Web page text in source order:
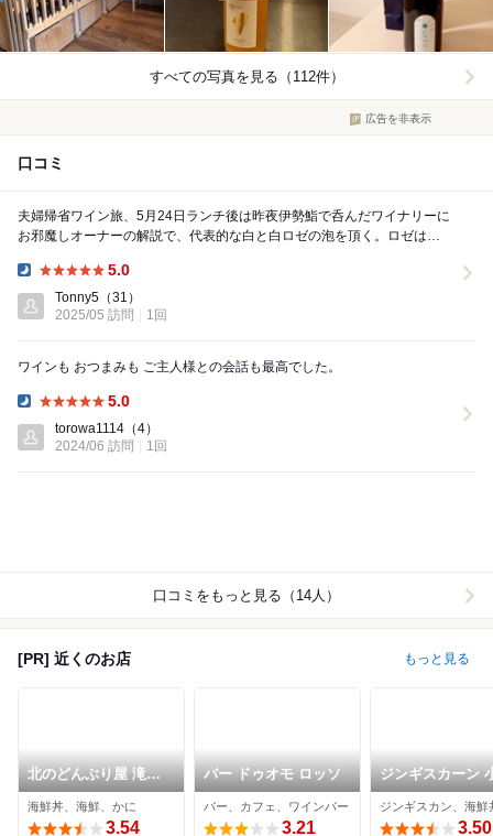
すべての写真を見る（112件）
広告を非表示
口コミ
夫婦帰省ワイン旅、5月24日ランチ後は昨夜伊勢鮨で呑んだワイナリーに
お邪魔しオーナーの解説で、代表的な白と白ロゼの泡を頂く。ロゼは
5.0
Tonny5 （31）
2025/05 訪問
1回
ワインも おつまみも ご主人様との会話も最高でした。
5.0
torowa1114 （4）
2024/06 訪問
1回
口コミをもっと見る（14人）
[PR] 近くのお店 もっと見る
北のどんぶり屋 滝波
食堂
海鮮丼、海鮮、かに
3.54
バー ドゥオモ ロッソ
バー、カフェ、ワインバー
3.21
ジンギスカーン
別邸
ジンギスカン、海鮮
3.50